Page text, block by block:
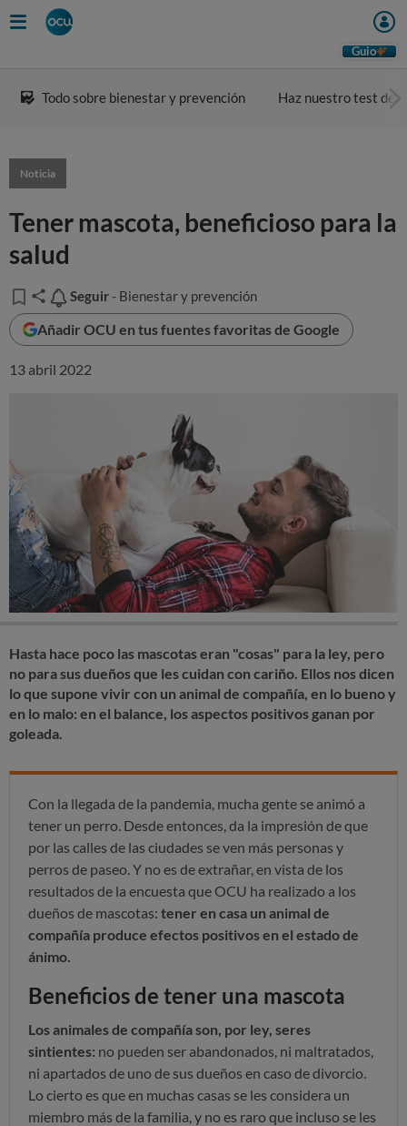
Guio
Todo sobre bienestar y prevención Haz nuestro test de
Noticia
Tener mascota, beneficioso para la
salud
Seguir
Seguir - Bienestar y prevención
Añadir OCU en tus fuentes favoritas de Google
13 abril 2022
Hasta hace poco las mascotas eran "cosas" para la ley, pero
no para sus dueños que les cuidan con cariño. Ellos nos dicen
lo que supone vivir con un animal de compañía, en lo bueno y
en lo malo: en el balance, los aspectos positivos ganan por
goleada.
Con la llegada de la pandemia, mucha gente se animó a
tener un perro. Desde entonces, da la impresión de que
por las calles de las ciudades se ven más personas y
perros de paseo. Y no es de extrañar, en vista de los
resultados de la encuesta que OCU ha realizado a los
dueños de mascotas: tener en casa un animal de
compañía produce efectos positivos en el estado de
ánimo.
Beneficios de tener una mascota
Los animales de compañía son, por ley, seres
sintientes: no pueden ser abandonados, ni maltratados,
ni apartados de uno de sus dueños en caso de divorcio.
Lo cierto es que en muchas casas se les considera un
miembro más de la familia, y no es raro que incluso se les